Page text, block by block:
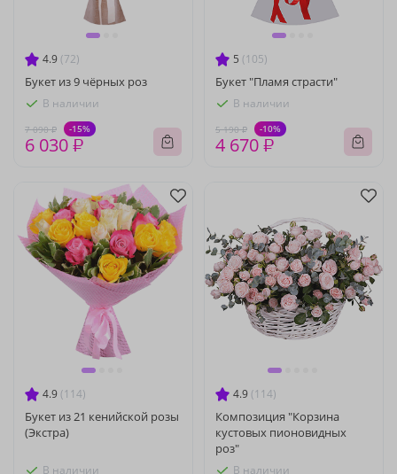
4.9 (72)
Букет из 9 чёрных роз
В наличии
7 090 ₽ -15%
6 030 ₽
5 (105)
Букет "Пламя страсти"
В наличии
5 190 ₽ -10%
4 670 ₽
4.9 (114)
Букет из 21 кенийской розы
(Экстра)
В наличии
4.9 (114)
Композиция "Корзина
кустовых пионовидных
роз"
В наличии